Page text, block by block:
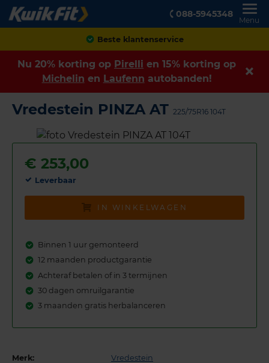
088-5945348
Menu
Achteraf betalen
Nu 20% korting op Pirelli en 15% korting op
Michelin en Laufenn autobanden!
Vredestein PINZA AT 225/75R16 104T
€ 253,00
Leverbaar
IN WINKELWAGEN
Binnen 1 uur gemonteerd
12 maanden productgarantie
Achteraf betalen of in 3 termijnen
30 dagen omruilgarantie
3 maanden gratis herbalanceren
Merk: Vredestein